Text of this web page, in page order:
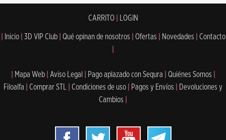
CARRITO| LOGIN
Inicio 3D VIP Club Qué opinan de nosotros Ofertas Novedades
Contacto
Mapa Web Aviso Legal Pago aplazado con Sequra Quiénes Somos
Filoalfa
Comprar STL Condiciones de uso Pagos y Envíos
Devoluciones y
Cambios